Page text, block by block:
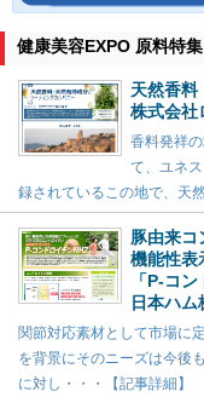
健康美容EXPO 原料特集
天然香料
株式会社
香料発祥
て、ユネ
録されているこの地で、天
豚由来コ
機能性表
「P-コ
日本ハ
関節対応素材として市場に
を背景にそのニーズは今後
に対し・・・【記事詳細】